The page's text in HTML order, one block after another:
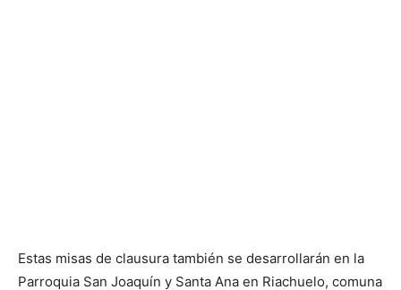
Estas misas de clausura también se desarrollarán en la
Parroquia San Joaquín y Santa Ana en Riachuelo, comuna